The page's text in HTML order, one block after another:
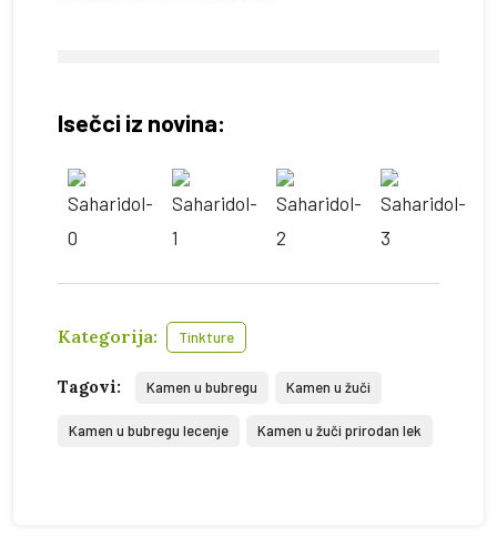
Isečci iz novina:
Kategorija: Tinkture
Tagovi: Kamen u bubregu Kamen u žuči
Kamen u bubregu lecenje Kamen u žuči prirodan lek